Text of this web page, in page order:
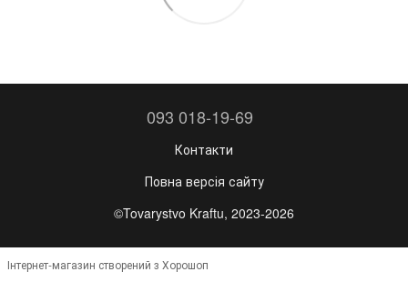
093 018-19-69
Контакти
Повна версія сайту
©Tovarystvo Kraftu, 2023-2026
Інтернет-магазин створений з Хорошоп